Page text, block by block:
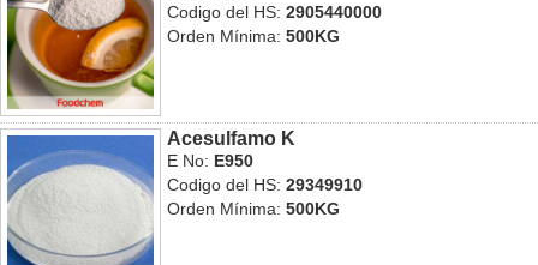
Codigo del HS:2905440000
Orden Mínima:500KG
Acesulfamo K
E No: E950
Codigo del HS:29349910
Orden Mínima:500KG